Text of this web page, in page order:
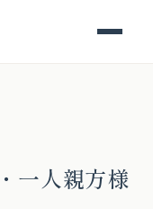
一人親方様